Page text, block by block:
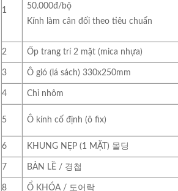
1
50.000đ/bộ
Kính làm cân đối theo tiêu chuẩn
2 Ốp trang trí 2 mặt (mica nhựa)
3 Ô gió (lá sách) 330x250mm
4 Chỉ nhôm
5 Ô kính cố định (ô fix)
6 KHUNG NẸP (1 MẶT) 몰딩
7 BẢN LỀ / 경첩
8 Ổ KHÓA / 도어락